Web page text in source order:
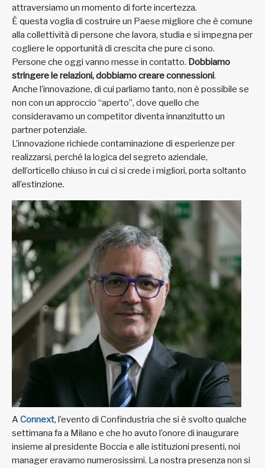
attraversiamo un momento di forte incertezza.
È questa voglia di costruire un Paese migliore che è comune
alla collettività di persone che lavora, studia e si impegna per
cogliere le opportunità di crescita che pure ci sono.
Persone che oggi vanno messe in contatto. Dobbiamo
stringere le relazioni, dobbiamo creare connessioni.
Anche l’innovazione, di cui parliamo tanto, non è possibile se
non con un approccio “aperto”, dove quello che
consideravamo un competitor diventa innanzitutto un
partner potenziale.
L’innovazione richiede contaminazione di esperienze per
realizzarsi, perché la logica del segreto aziendale,
dell’orticello chiuso in cui ci si crede i migliori, porta soltanto
all’estinzione.
AConnext, l’evento di Confindustria che si è svolto qualche
settimana fa a Milano e che ho avuto l’onore di inaugurare
insieme al presidente Boccia e alle istituzioni presenti, noi
manager eravamo numerosissimi. La nostra presenza non si